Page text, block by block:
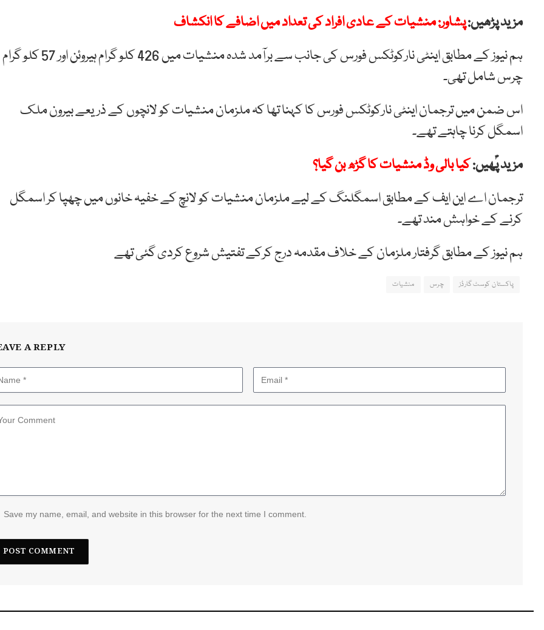
مزید پڑھیں:پشاور: منشیات کے عادی افراد کی تعداد میں اضافے کا انکشاف
ہم نیوز کے مطابق اینٹی نارکوٹکس فورس کی جانب سے برآمد شدہ منشیات میں 426 کلو گرام ہیروئن اور 57 کلو گرام
چرس شامل تھی۔
اس ضمن میں ترجمان اینٹی نارکوٹکس فورس کا کہنا تھا کہ ملزمان منشیات کو لانچوں کے ذریعے بیرون ملک
اسمگل کرنا چاہتے تھے۔
مزید پؑھیں:کیا بالی وڈ منشیات کا گڑھ بن گیا؟
ترجمان اے این ایف کے مطابق اسمگلنگ کے لیے ملزمان منشیات کو لانچ کے خفیہ خانوں میں چھپا کر اسمگل
کرنے کے خواہش مند تھے۔
ہم نیوز کے مطابق گرفتار ملزمان کے خلاف مقدمہ درج کرکے تفتیش شروع کردی گئی تھے
پاکستان کوسٹ گارڈز چرس منشیات
A REPLY
Save my name, email, and website in this browser for the next time I comment.